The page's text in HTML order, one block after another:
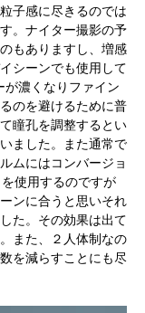
子感に尽きるのでは
。ナイター撮影の予
もありますし、増感
シーンでも使用して
が濃くなりファイン
のを避けるために普
瞳孔を調整するとい
ました。また通常で
ムにはコンバージョ
使用するのですが
ンに合うと思いそれ
た。その効果は出て
また、２人体制なの
を減らすことにも尽